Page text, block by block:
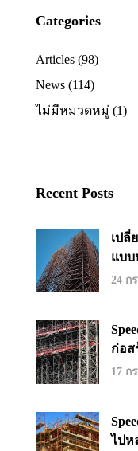
Categories
Articles (98)
News (114)
ไม่มีหมวดหมู่ (1)
Recent Posts
เปลี่
แบบ
24 ก
ก่อส
17 ก
ไปห